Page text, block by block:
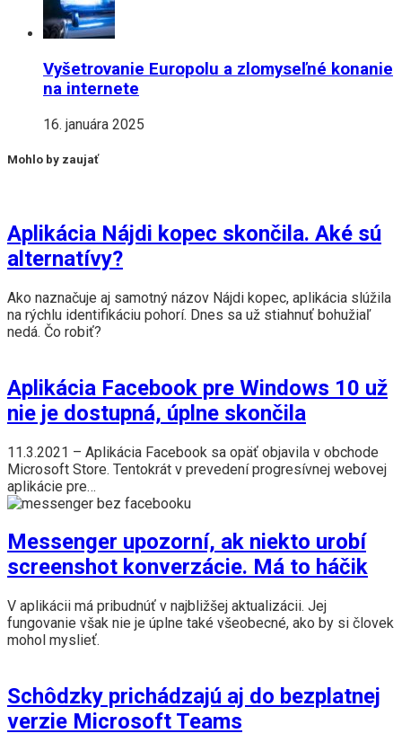
Vyšetrovanie Europolu a zlomyseľné konanie
na internete
16. januára 2025
Mohlo by zaujať
Aplikácia Nájdi kopec skončila. Aké sú
alternatívy?
Ako naznačuje aj samotný názov Nájdi kopec, aplikácia slúžila
na rýchlu identifikáciu pohorí. Dnes sa už stiahnuť bohužiaľ
nedá. Čo robiť?
Aplikácia Facebook pre Windows 10 už
nie je dostupná, úplne skončila
11.3.2021 – Aplikácia Facebook sa opäť objavila v obchode
Microsoft Store. Tentokrát v prevedení progresívnej webovej
aplikácie pre…
Messenger upozorní, ak niekto urobí
screenshot konverzácie. Má to háčik
V aplikácii má pribudnúť v najbližšej aktualizácii. Jej
fungovanie však nie je úplne také všeobecné, ako by si človek
mohol myslieť.
Schôdzky prichádzajú aj do bezplatnej
verzie Microsoft Teams